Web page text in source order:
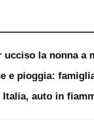
ucciso la nonna a
e pioggia:
auto in